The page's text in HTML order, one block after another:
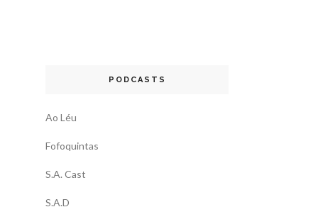
PODCASTS
Ao Léu
Fofoquintas
S.A. Cast
S.A.D